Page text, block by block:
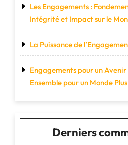
Les Engagements :
Intégrité et Impact sur le
La Puissance de
Engagements pour un
Ensemble pour un Monde
Derniers